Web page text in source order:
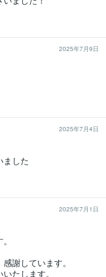
2025年7月9日
2025年7月4日
ました
2025年7月1日
謝しています。
たします。